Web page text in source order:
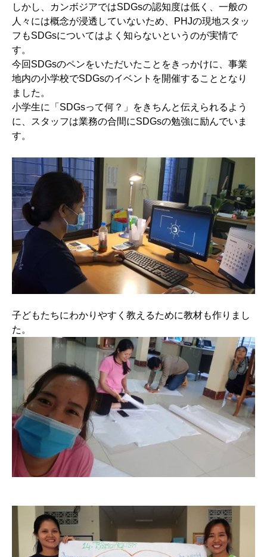
しかし、カンボジアではSDGsの認知度は低く、一般の
人々には概念が浸透していないため、PHJの現地スタッ
フもSDGsについてはよく知らないというのが実情で
す。
今回SDGsのペンをいただいたことをきっかけに、事業
地内の小学校でSDGsのイベントを開催することとなり
ました。
小学生に「SDGsって何？」をきちんと伝えられるよう
に、スタッフは業務の合間にSDGsの勉強に励んでいま
す。
子どもたちにわかりやすく教えるために教材も作りまし
た。